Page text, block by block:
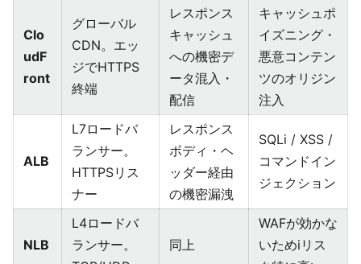
Clo
udF
ront
グローバル
CDN。エッ
ジでHTTPS
終端
レスポンス
キャッシュ
への機密デ
ータ混入・
配信
キャッシュポ
イズニング・
悪意コンテン
ツのオリジン
注入
ALB
L7ロードバ
ランサー。
HTTPSリス
ナー
レスポンス
ボディ・ヘ
ッダー経由
の機密漏洩
SQLi / XSS /
コマンドイン
ジェクション
NLB
L4ロードバ
ランサー。
同上
WAFが効かな
いためiリス